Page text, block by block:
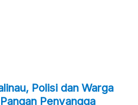
Polisi dan Warga
Penyangga